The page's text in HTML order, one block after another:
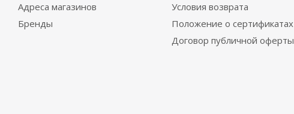
Адреса магазинов
Бренды
Условия возврата
Положение о сертификатах
Договор публичной оферты